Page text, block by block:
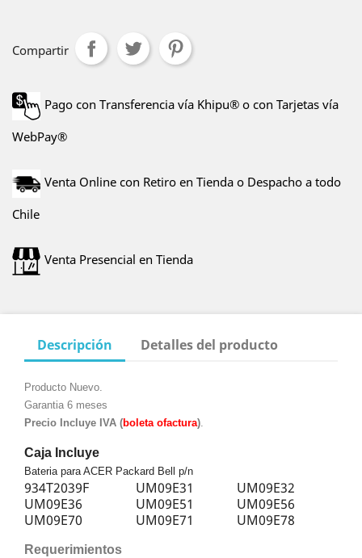
Compartir
Pago con Transferencia vía Khipu® o con Tarjetas vía
WebPay®
Venta Online con Retiro en Tienda o Despacho a todo
Chile
Venta Presencial en Tienda
Descripción Detalles del producto
Producto Nuevo.
Garantia 6 meses
Precio Incluye IVA (boleta ofactura).
Caja Incluye
Bateria para ACER Packard Bell p/n
934T2039F UM09E31
UM09E32
UM09E36
UM09E51
UM09E56
UM09E70
UM09E71 UM09E78
Requerimientos